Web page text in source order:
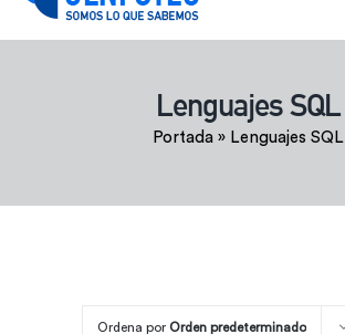
Comprar ahora
Lenguajes SQL
Portada» Lenguajes SQL
Ordena por Orden predeterminado